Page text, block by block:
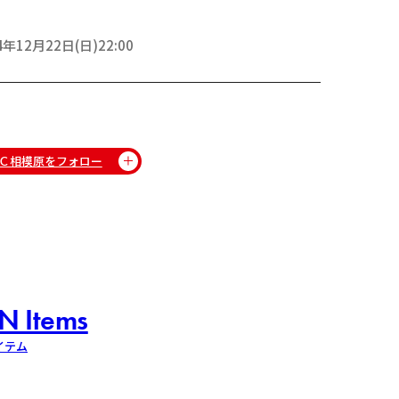
12月22日(日)22:00
相模原をフォロー
Items
テム